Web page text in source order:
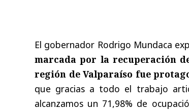
El gobernador Rodrigo Mundaca
marcada por la recuperación
región de Valparaíso fue
que gracias a todo el trabajo
alcanzamos un 71,98% de